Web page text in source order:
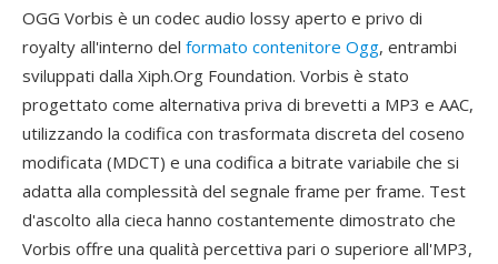
OGG Vorbis è un codec audio lossy aperto e privo di
royalty all'interno del formato contenitore Ogg, entrambi
sviluppati dalla Xiph.Org Foundation. Vorbis è stato
progettato come alternativa priva di brevetti a MP3 e AAC,
utilizzando la codifica con trasformata discreta del coseno
modificata (MDCT) e una codifica a bitrate variabile che si
adatta alla complessità del segnale frame per frame. Test
d'ascolto alla cieca hanno costantemente dimostrato che
Vorbis offre una qualità percettiva pari o superiore all'MP3,